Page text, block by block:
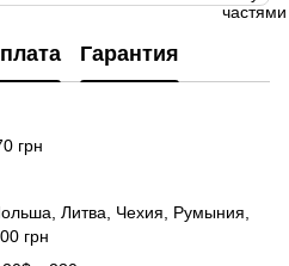
Гарантия
грн
Литва, Чехия, Румыния,
грн